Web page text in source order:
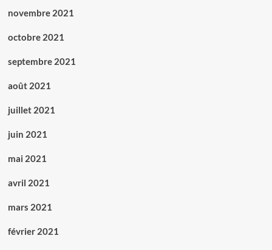
novembre 2021
octobre 2021
septembre 2021
août 2021
juillet 2021
juin 2021
mai 2021
avril 2021
mars 2021
février 2021